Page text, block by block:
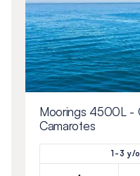
Moorings 4500L -
Camarotes
1-3 y/